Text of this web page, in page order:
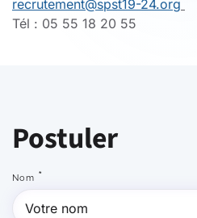
recrutement@spst19-24.org
Tél : 05 55 18 20 55
Postuler
Nom *